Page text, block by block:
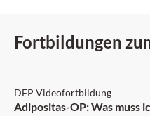
Fortbildungen
DFP: 2 Punkte
DFP Videofortbildung
Adipositas-OP: Was muss